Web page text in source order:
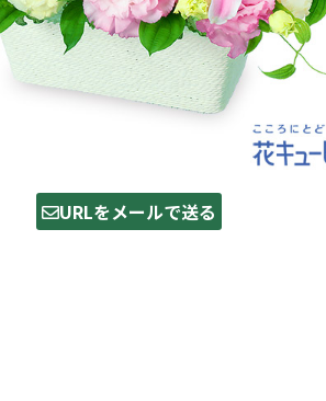
URLをメールで送る